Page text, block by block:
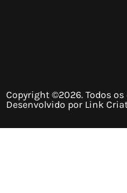
Copyright ©2026. Todos
Desenvolvido por Link